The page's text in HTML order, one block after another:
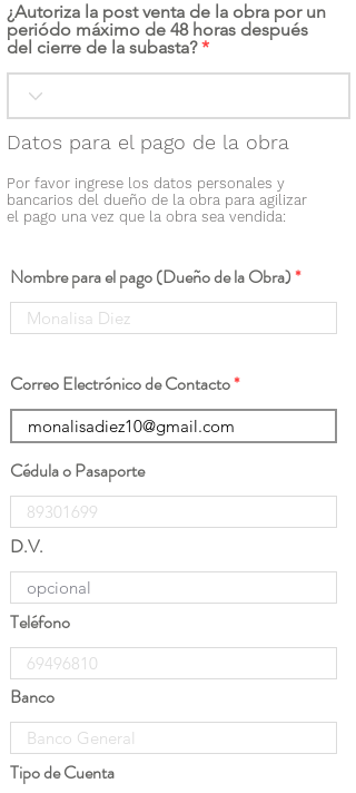
¿Autoriza la post venta de la obra por un
periódo máximo de 48 horas después
del cierre de la subasta?
Datos para el pago de la obra
Por favor ingrese los datos personales y
bancarios del dueño de la obra para agilizar
el pago una vez que la obra sea vendida:
Nombre para el pago (Dueño de la Obra)
Correo Electrónico de Contacto
Cédula o Pasaporte
D.V.
Teléfono
Banco
Tipo de Cuenta